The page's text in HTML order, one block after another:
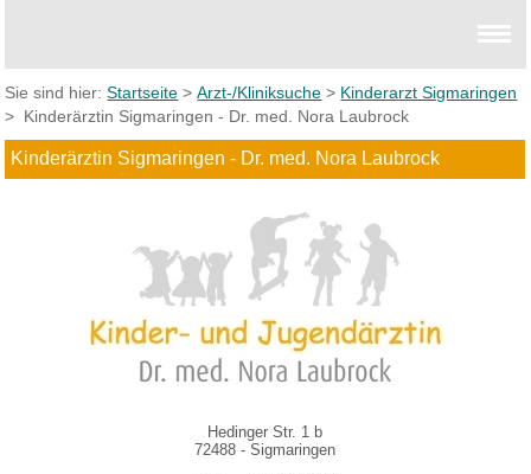
Sie sind hier:Startseite >Arzt-/Kliniksuche > Kinderarzt Sigmaringen
> Kinderärztin Sigmaringen - Dr. med. Nora Laubrock
Kinderärztin Sigmaringen - Dr. med. Nora Laubrock
Hedinger Str. 1 b
72488 - Sigmaringen